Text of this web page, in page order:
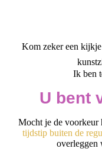
Kom zeker een
Ik ben
U bent
Mocht je de voorkeur
tijdstip buiten de
overleggen